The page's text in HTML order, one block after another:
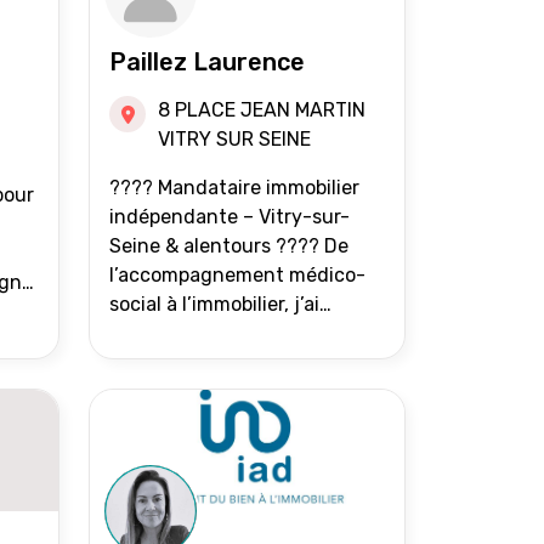
Paillez Laurence
8 PLACE JEAN MARTIN
VITRY SUR SEINE
???? Mandataire immobilier
indépendante – Vitry-sur-
Seine & alentours ???? De
l’accompagnement médico-
social à l’immobilier, j’ai
gens à avancer sereinement.
Aujourd’hui, j’accompagne
mes clients avec franchise,
écoute et énergie pour
vendre ou acheter leur bien
immobilier. ???? 300 familles
accompagnées en 8 ans, 90 %